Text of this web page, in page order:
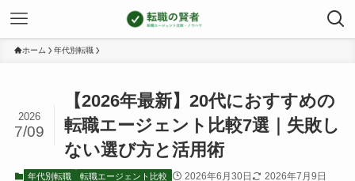
ホーム 年代別転職
【2026年最新】20代におすすめの
転職エージェント比較7選｜失敗し
ない選び方と活用術
2026
7/09
年代別転職 転職エージェント比較 2026年6月30日 2026年7月9日